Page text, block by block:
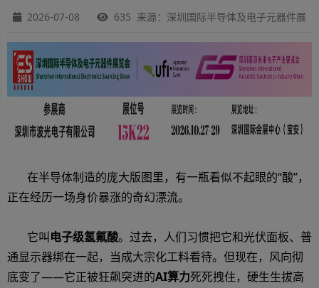
2026-07-08 635 来源：深圳国际半导体及电子元器件展
在半导体制造的庞大版图里，有一瓶看似不起眼的“酸”，
正在经历一场身价暴涨的奇幻漂流。
它叫电子级氢氟酸。过去，人们习惯把它和光伏面板、普
通显示器绑在一起，当成大宗化工料看待。但现在，风向彻
底变了——它正被狂飙突进的AI算力死死拽住，硬生生拔高